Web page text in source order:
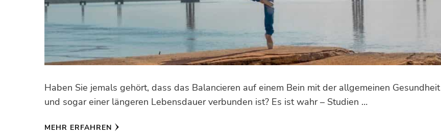
Haben Sie jemals gehört, dass das Balancieren auf einem Bein mit der allgemeinen Gesundheit
und sogar einer längeren Lebensdauer verbunden ist? Es ist wahr – Studien …
MEHR ERFAHREN